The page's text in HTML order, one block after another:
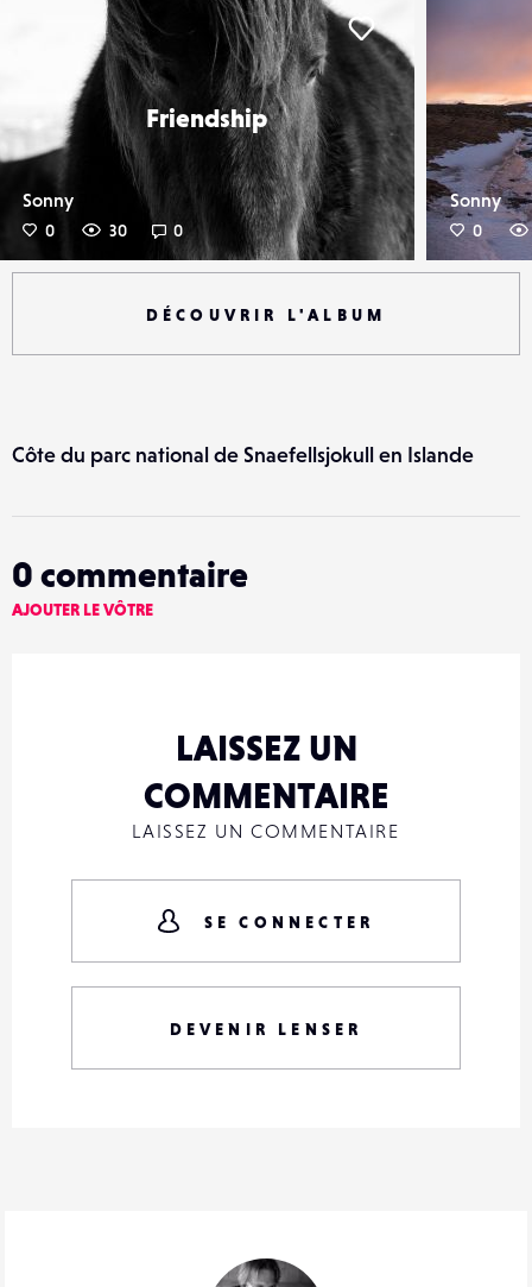
Friendship
Sonny
0 30 0
Sonny
0
DÉCOUVRIR L'ALBUM
Côte du parc national de Snaefellsjokull en Islande
0 commentaire
AJOUTER LE VÔTRE
LAISSEZ UN
COMMENTAIRE
LAISSEZ UN COMMENTAIRE
SE CONNECTER
DEVENIR LENSER